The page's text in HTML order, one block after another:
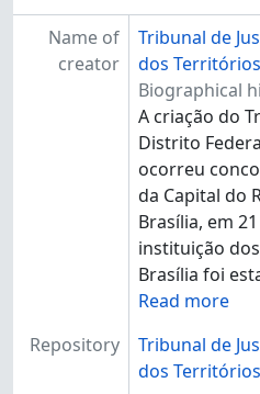
Name of
creator
Tribunal de
dos
Biographical
A criação do
Distrito
ocorreu
da Capital do
Brasília, em
instituição
Brasília foi
Read more
Repository
Tribunal de
dos